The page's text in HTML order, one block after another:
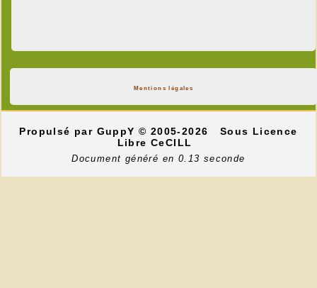
Mentions légales
Propulsé par GuppY© 2005-2026
Sous Licence
Libre CeCILL
Document généré en 0.13 seconde